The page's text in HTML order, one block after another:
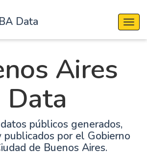
BA Data
Aires
Data
públicos generados,
publicados por el Gobierno
de Buenos Aires.